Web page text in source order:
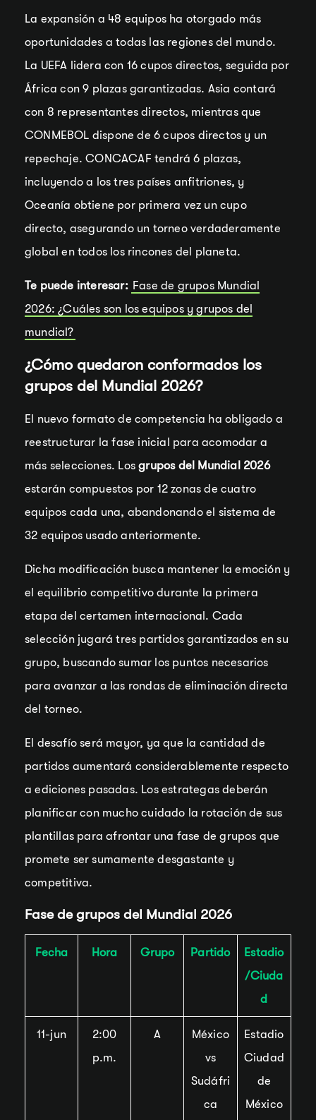
La expansión a 48 equipos ha otorgado más
oportunidades a todas las regiones del mundo.
La UEFA lidera con 16 cupos directos, seguida por
África con 9 plazas garantizadas. Asia contará
con 8 representantes directos, mientras que
CONMEBOL dispone de 6 cupos directos y un
repechaje. CONCACAF tendrá 6 plazas,
incluyendo a los tres países anfitriones, y
Oceanía obtiene por primera vez un cupo
directo, asegurando un torneo verdaderamente
global en todos los rincones del planeta.
Te puede interesar: Fase de grupos Mundial
2026: ¿Cuáles son los equipos y grupos del
mundial?
¿Cómo quedaron conformados los
grupos del Mundial 2026?
El nuevo formato de competencia ha obligado a
reestructurar la fase inicial para acomodar a
más selecciones. Losgrupos del Mundial 2026
estarán compuestos por 12 zonas de cuatro
equipos cada una, abandonando el sistema de
32 equipos usado anteriormente.
Dicha modificación busca mantener la emoción y
el equilibrio competitivo durante la primera
etapa del certamen internacional. Cada
selección jugará tres partidos garantizados en su
grupo, buscando sumar los puntos necesarios
para avanzar a las rondas de eliminación directa
del torneo.
El desafío será mayor, ya que la cantidad de
partidos aumentará considerablemente respecto
a ediciones pasadas. Los estrategas deberán
planificar con mucho cuidado la rotación de sus
plantillas para afrontar una fase de grupos que
promete ser sumamente desgastante y
competitiva.
Fase de grupos del Mundial 2026
Fecha Hora Grupo Partido
Estadio
/Ciuda
d
11-jun
2:00
p.m.
A
México
vs
Sudáfri
ca
Estadio
Ciudad
de
México